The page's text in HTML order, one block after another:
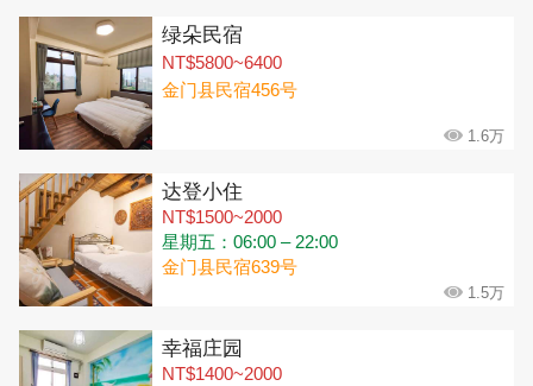
绿朵民宿
NT$5800~6400
金门县民宿456号
1.6万
达登小住
NT$1500~2000
星期五：06:00 – 22:00
金门县民宿639号
1.5万
幸福庄园
NT$1400~2000